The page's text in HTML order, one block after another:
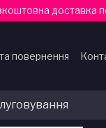
доставка
повернення